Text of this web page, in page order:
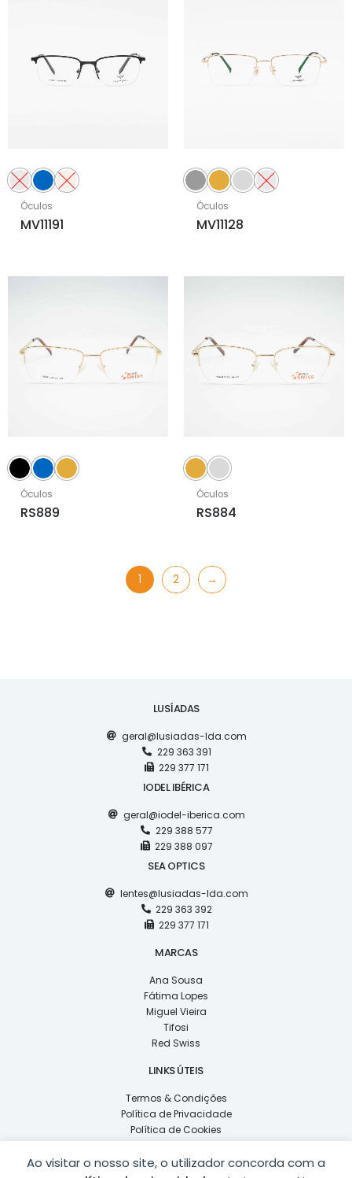
Ao visitar o nosso site, o utilizador concorda com a
Óculos
MV11191
Óculos
MV11128
Óculos
RS889
Óculos
RS884
1 2 →
LUSÍADAS
geral@lusiadas-lda.com
229 363 391
229 377 171
IODEL IBÉRICA
geral@iodel-iberica.com
229 388 577
229 388 097
SEA OPTICS
lentes@lusiadas-lda.com
229 363 392
229 377 171
MARCAS
Ana Sousa
Fátima Lopes
Miguel Vieira
Tifosi
Red Swiss
LINKS ÚTEIS
Termos & Condições
Política de Privacidade
Política de Cookies
Livro de Reclamações
F Y I L